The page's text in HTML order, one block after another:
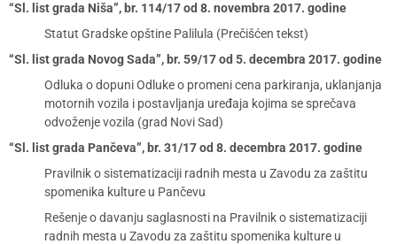
“Sl. list grada Niša”, br. 114/17 od 8. novembra 2017. godine
Statut Gradske opštine Palilula (Prečišćen tekst)
“Sl. list grada Novog Sada”, br. 59/17 od 5. decembra 2017. godine
Odluka o dopuni Odluke o promeni cena parkiranja, uklanjanja
motornih vozila i postavljanja uređaja kojima se sprečava
odvoženje vozila (grad Novi Sad)
“Sl. list grada Pančeva”, br. 31/17 od 8. decembra 2017. godine
Pravilnik o sistematizaciji radnih mesta u Zavodu za zaštitu
spomenika kulture u Pančevu
Rešenje o davanju saglasnosti na Pravilnik o sistematizaciji
radnih mesta u Zavodu za zaštitu spomenika kulture u